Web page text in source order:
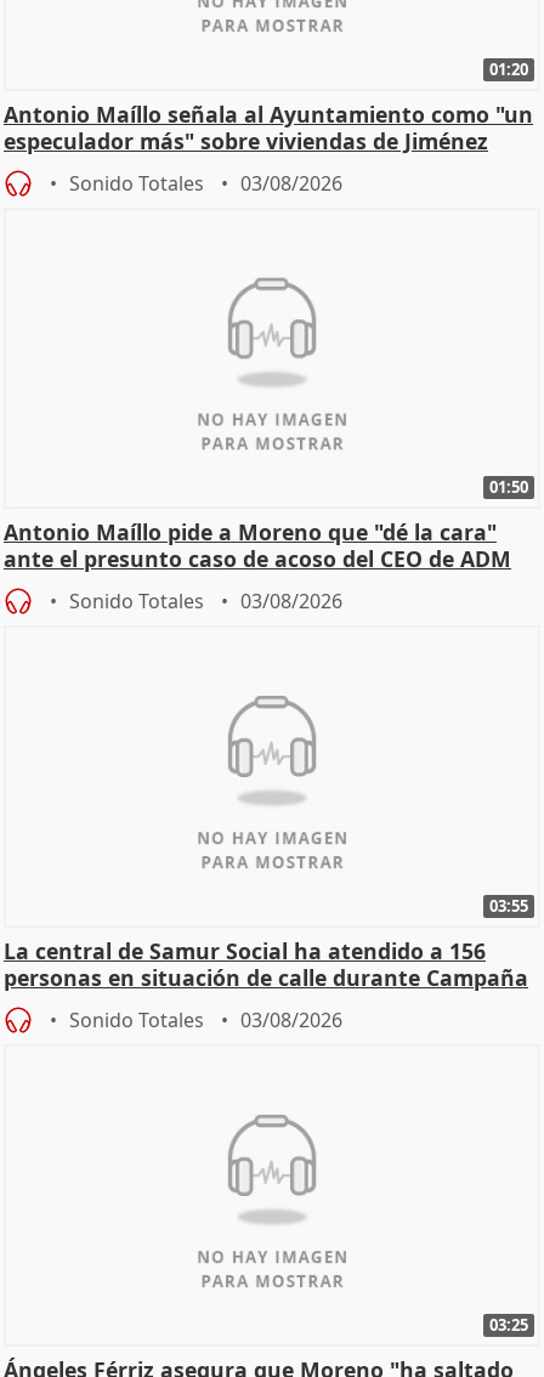
01:20
Antonio Maíllo señala al Ayuntamiento como "un
especulador más" sobre viviendas de Jiménez
Becerril
Sonido Totales 03/08/2026
01:50
Antonio Maíllo pide a Moreno que "dé la cara"
ante el presunto caso de acoso del CEO de ADM
Sonido Totales 03/08/2026
03:55
La central de Samur Social ha atendido a 156
personas en situación de calle durante Campaña
de Calor
Sonido Totales 03/08/2026
03:25
Ángeles Férriz asegura que Moreno "ha saltado